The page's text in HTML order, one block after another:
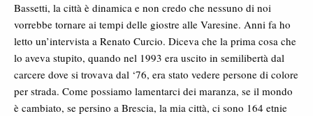
Bassetti, la città è dinamica e non credo che nessuno di noi
vorrebbe tornare ai tempi delle giostre alle Varesine. Anni fa ho
letto un’intervista a Renato Curcio. Diceva che la prima cosa che
lo aveva stupito, quando nel 1993 era uscito in semilibertà dal
carcere dove si trovava dal ‘76, era stato vedere persone di colore
per strada. Come possiamo lamentarci dei maranza, se il mondo
è cambiato, se persino a Brescia, la mia città, ci sono 164 etnie